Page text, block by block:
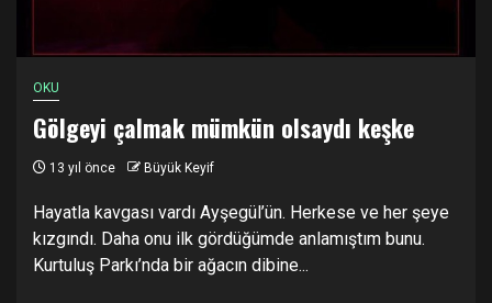
OKU
Gölgeyi çalmak mümkün olsaydı keşke
13 yıl önce Büyük Keyif
Hayatla kavgası vardı Ayşegül’ün. Herkese ve her şeye
kızgındı. Daha onu ilk gördüğümde anlamıştım bunu.
Kurtuluş Parkı’nda bir ağacın dibine...